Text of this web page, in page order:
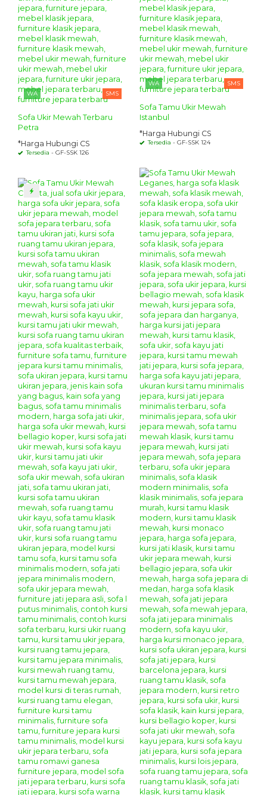
WA SMS
Sofa Ukir Mewah Terbaru
Petra
*Harga Hubungi CS
Tersedia - GF-SSK 126
WA SMS
Sofa Tamu Ukir Mewah
Istanbul
*Harga Hubungi CS
Tersedia - GF-SSK 124